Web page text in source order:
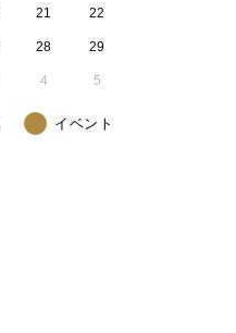
21 22
28 29
4 5
イベント